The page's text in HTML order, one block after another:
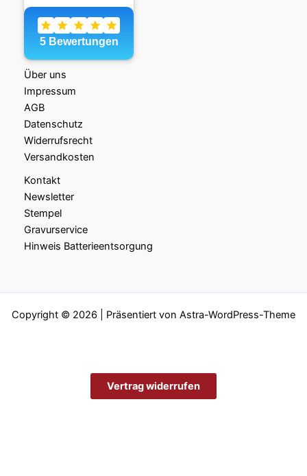
Über uns
Impressum
AGB
Datenschutz
Widerrufsrecht
Versandkosten
Kontakt
Newsletter
Stempel
Gravurservice
Hinweis Batterieentsorgung
Copyright © 2026 | Präsentiert von Astra-WordPress-Theme
Vertrag widerrufen